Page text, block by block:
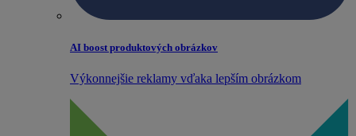
AI boost produktových obrázkov
Výkonnejšie reklamy vďaka lepším obrázkom